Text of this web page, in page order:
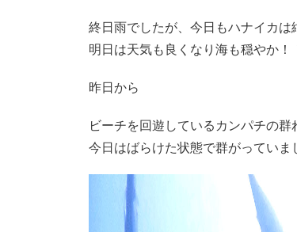
終日雨でしたが、今日もハナイカは
明日は天気も良くなり海も穏やか！
昨日から
ビーチを回遊しているカンパチの群
今日はばらけた状態で群がっていま